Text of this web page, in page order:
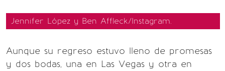
Jennifer López y Ben Affleck/Instagram.
Aunque su regreso estuvo lleno de promesas
y dos bodas, una en Las Vegas y otra en